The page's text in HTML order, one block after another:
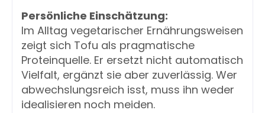
Persönliche Einschätzung:
Im Alltag vegetarischer Ernährungsweisen
zeigt sich Tofu als pragmatische
Proteinquelle. Er ersetzt nicht automatisch
Vielfalt, ergänzt sie aber zuverlässig. Wer
abwechslungsreich isst, muss ihn weder
idealisieren noch meiden.